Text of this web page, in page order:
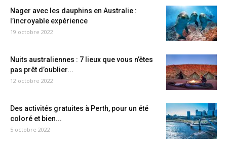
Nager avec les dauphins en Australie :
l’incroyable expérience
19 octobre 2022
Nuits australiennes : 7 lieux que vous n’êtes
pas prêt d’oublier...
12 octobre 2022
Des activités gratuites à Perth, pour un été
coloré et bien...
5 octobre 2022